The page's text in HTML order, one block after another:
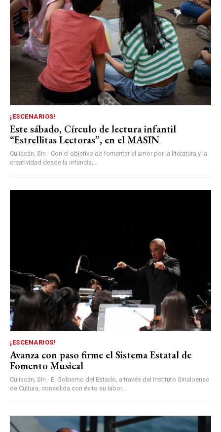
¡ESCENARIOS!
Este sábado, Círculo de lectura infantil
“Estrellitas Lectoras”, en el MASIN
Culiacán, Sin.- Con el objetivo de fomentar el amor por la literatura y la
creatividad desde la infancia,...
¡ESCENARIOS!
Avanza con paso firme el Sistema Estatal de
Fomento Musical
Culiacán, Sin.- El Gobierno del Estado, a través del Instituto Sinaloense
de Cultura, consolida con éxito su labor...